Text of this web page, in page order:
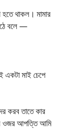
হতে থাকল। মামার
বলে —
একটা মাই চেপে
করব তাতে কার
ওজর আপত্তি আমি